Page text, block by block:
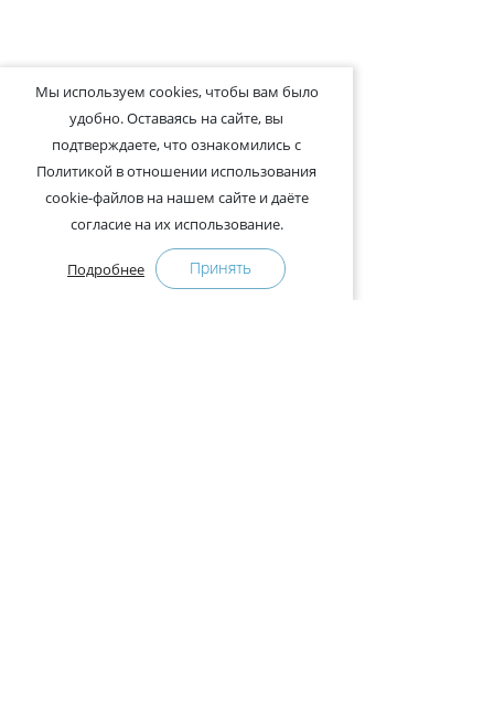
Мы используем cookies, чтобы вам было
удобно. Оставаясь на сайте, вы
подтверждаете, что ознакомились с
Политикой в отношении использования
cookie-файлов на нашем сайте и даёте
согласие на их использование.
Подробнее Принять